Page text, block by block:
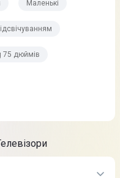
Маленькі
75 дюймів